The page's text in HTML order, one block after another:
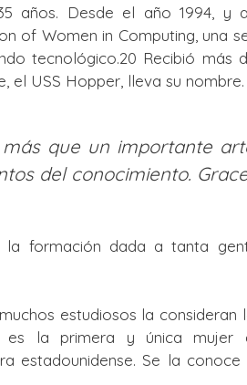
años. Desde el año 1994, y
of Women in Computing, una
tecnológico.20​ Recibió más
el USS Hopper, lleva su nombre.
que un importante
del conocimiento.
formación dada a tanta
estudiosos la
es la primera y única
estadounidense. Se la